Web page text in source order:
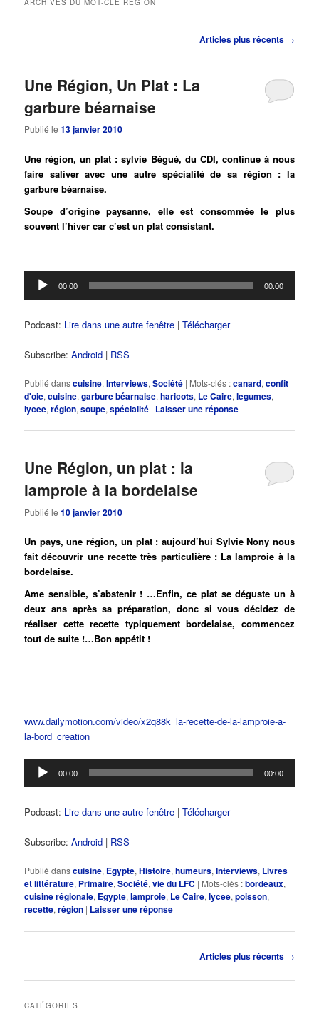
ARCHIVES DU MOT-CLÉ RÉGION
Articles plus récents →
Une Région, Un Plat : La
garbure béarnaise
Publié le13 janvier 2010
Une région, un plat : sylvie Bégué, du CDI, continue à nous
faire saliver avec une autre spécialité de sa région : la
garbure béarnaise.
Soupe d’origine paysanne, elle est consommée le plus
souvent l’hiver car c’est un plat consistant.
Lecteur
audio
00:00 00:00
Podcast: Lire dans une autre fenêtre |Télécharger
Subscribe:Android | RSS
Publié danscuisine,Interviews,Société | Mots-clés :canard,confit
d'oie,cuisine,garbure béarnaise,haricots, Le Caire,legumes,
lycee,région,soupe,spécialité | Laisser une réponse
Une Région, un plat : la
lamproie à la bordelaise
Publié le10 janvier 2010
Un pays, une région, un plat : aujourd’hui Sylvie Nony nous
fait découvrir une recette très particulière : La lamproie à la
bordelaise.
Ame sensible, s’abstenir ! …Enfin, ce plat se déguste un à
deux ans après sa préparation, donc si vous décidez de
réaliser cette recette typiquement bordelaise, commencez
tout de suite !…Bon appétit !
www.dailymotion.com/video/x2q88k_la-recette-de-la-lamproie-a-
la-bord_creation
Lecteur
audio
00:00 00:00
Podcast: Lire dans une autre fenêtre |Télécharger
Subscribe:Android | RSS
Publié danscuisine, Egypte,Histoire,humeurs,Interviews, Livres
et littérature, Primaire,Société,vie du LFC | Mots-clés :bordeaux,
cuisine régionale, Egypte,lamproie, Le Caire,lycee,poisson,
recette,région | Laisser une réponse
articles
Articles plus récents →
CATÉGORIES